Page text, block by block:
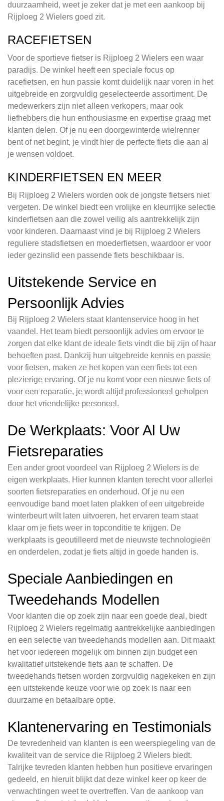
duurzaamheid, weet je zeker dat je met een aankoop bij
Rijploeg 2 Wielers goed zit.
RACEFIETSEN
Voor de sportieve fietser is Rijploeg 2 Wielers een waar
paradijs. De winkel heeft een speciale focus op
racefietsen, en hun passie komt duidelijk naar voren in het
uitgebreide en zorgvuldig geselecteerde assortiment. De
medewerkers zijn niet alleen verkopers, maar ook
liefhebbers die hun enthousiasme en expertise graag met
klanten delen. Of je nu een doorgewinterde wielrenner
bent of net begint, je vindt hier de perfecte fiets die aan al
je wensen voldoet.
KINDERFIETSEN EN MEER
Bij Rijploeg 2 Wielers worden ook de jongste fietsers niet
vergeten. De winkel biedt een vrolijke en kleurrijke selectie
kinderfietsen aan die zowel veilig als aantrekkelijk zijn
voor kinderen. Daarnaast vind je bij Rijploeg 2 Wielers
reguliere stadsfietsen en moederfietsen, waardoor er voor
ieder gezinslid een passende fiets beschikbaar is.
Uitstekende Service en
Persoonlijk Advies
Bij Rijploeg 2 Wielers staat klantenservice hoog in het
vaandel. Het team biedt persoonlijk advies om ervoor te
zorgen dat elke klant de ideale fiets vindt die bij zijn of haar
behoeften past. Dankzij hun uitgebreide kennis en passie
voor fietsen, maken ze het kopen van een fiets tot een
plezierige ervaring. Of je nu komt voor een nieuwe fiets of
voor een reparatie, je wordt altijd professioneel geholpen
door het vriendelijke personeel.
De Werkplaats: Voor Al Uw
Fietsreparaties
Een ander groot voordeel van Rijploeg 2 Wielers is de
eigen werkplaats. Hier kunnen klanten terecht voor allerlei
soorten fietsreparaties en onderhoud. Of je nu een
eenvoudige band moet laten plakken of een uitgebreide
winterbeurt wilt laten uitvoeren, het ervaren team staat
klaar om je fiets weer in topconditie te krijgen. De
werkplaats is geoutilleerd met de nieuwste technologieën
en onderdelen, zodat je fiets altijd in goede handen is.
Speciale Aanbiedingen en
Tweedehands Modellen
Voor klanten die op zoek zijn naar een goede deal, biedt
Rijploeg 2 Wielers regelmatig aantrekkelijke aanbiedingen
en een selectie van tweedehands modellen aan. Dit maakt
het voor iedereen mogelijk om binnen zijn budget een
kwalitatief uitstekende fiets aan te schaffen. De
tweedehands fietsen worden zorgvuldig nagekeken en zijn
een uitstekende keuze voor wie op zoek is naar een
duurzame en betaalbare optie.
Klantenervaring en Testimonials
De tevredenheid van klanten is een weerspiegeling van de
kwaliteit van de service die Rijploeg 2 Wielers biedt.
Talrijke tevreden klanten hebben hun positieve ervaringen
gedeeld, en hieruit blijkt dat deze winkel keer op keer de
verwachtingen weet te overtreffen. Van de aankoop van